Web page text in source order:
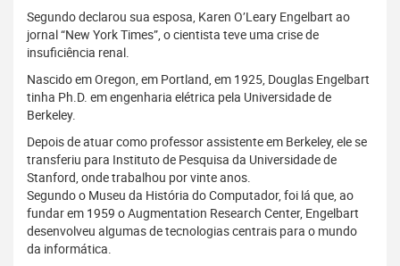
Segundo declarou sua esposa, Karen O’Leary Engelbart ao
jornal “New York Times”, o cientista teve uma crise de
insuficiência renal.
Nascido em Oregon, em Portland, em 1925, Douglas Engelbart
tinha Ph.D. em engenharia elétrica pela Universidade de
Berkeley.
Depois de atuar como professor assistente em Berkeley, ele se
transferiu para Instituto de Pesquisa da Universidade de
Stanford, onde trabalhou por vinte anos.
Segundo o Museu da História do Computador, foi lá que, ao
fundar em 1959 o Augmentation Research Center, Engelbart
desenvolveu algumas de tecnologias centrais para o mundo
da informática.